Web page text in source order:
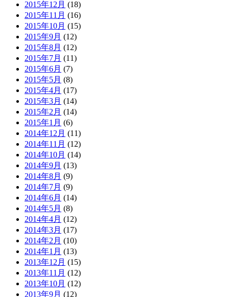
2015年12月 (18)
2015年11月 (16)
2015年10月 (15)
2015年9月 (12)
2015年8月 (12)
2015年7月 (11)
2015年6月 (7)
2015年5月 (8)
2015年4月 (17)
2015年3月 (14)
2015年2月 (14)
2015年1月 (6)
2014年12月 (11)
2014年11月 (12)
2014年10月 (14)
2014年9月 (13)
2014年8月 (9)
2014年7月 (9)
2014年6月 (14)
2014年5月 (8)
2014年4月 (12)
2014年3月 (17)
2014年2月 (10)
2014年1月 (13)
2013年12月 (15)
2013年11月 (12)
2013年10月 (12)
2013年9月 (12)